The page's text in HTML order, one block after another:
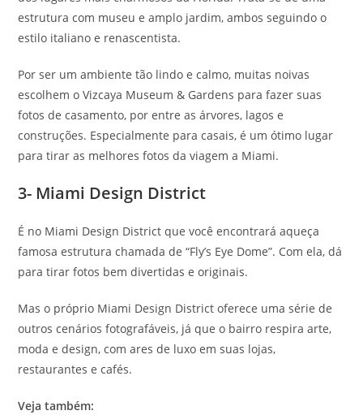
estrutura com museu e amplo jardim, ambos seguindo o
estilo italiano e renascentista.
Por ser um ambiente tão lindo e calmo, muitas noivas
escolhem o Vizcaya Museum & Gardens para fazer suas
fotos de casamento, por entre as árvores, lagos e
construções. Especialmente para casais, é um ótimo lugar
para tirar as melhores fotos da viagem a Miami.
3- Miami Design District
É no Miami Design District que você encontrará aqueça
famosa estrutura chamada de “Fly’s Eye Dome”. Com ela, dá
para tirar fotos bem divertidas e originais.
Mas o próprio Miami Design District oferece uma série de
outros cenários fotografáveis, já que o bairro respira arte,
moda e design, com ares de luxo em suas lojas,
restaurantes e cafés.
Veja também: